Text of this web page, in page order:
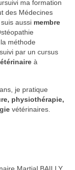
ma formation
des Médecines
aussi membre
méthode
par un cursus
à
je pratique
physiothérapie,
vétérinaires.